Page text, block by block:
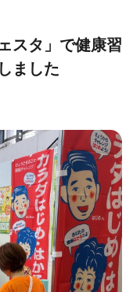
スタ」で健康習
ました